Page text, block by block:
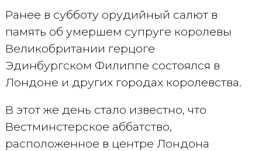
Ранее в субботу орудийный салют в
память об умершем супруге королевы
Великобритании герцоге
Эдинбургском Филиппе состоялся в
Лондоне и других городах королевства.
В этот же день стало известно, что
Вестминстерское аббатство,
расположенное в центре Лондона